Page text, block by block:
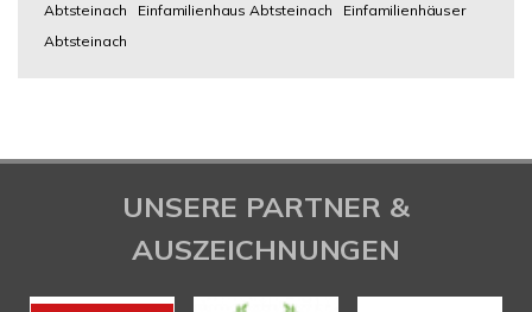
Abtsteinach
Einfamilienhaus Abtsteinach
Einfamilienhäuser
Abtsteinach
UNSERE PARTNER &
AUSZEICHNUNGEN